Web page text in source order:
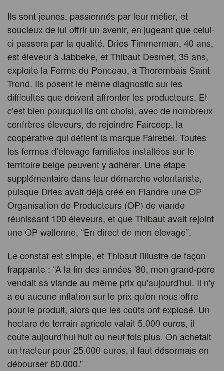
Ils sont jeunes, passionnés par leur métier, et
soucieux de lui offrir un avenir, en jugeant que celui-
ci passera par la qualité. Dries Timmerman, 40 ans,
est éleveur à Jabbeke, et Thibaut Desmet, 35 ans,
exploite la Ferme du Ponceau, à Thorembais Saint
Trond. Ils posent le même diagnostic sur les
difficultés que doivent affronter les producteurs. Et
c'est bien pourquoi ils ont choisi, avec de nombreux
confrères éleveurs, de rejoindre Faircoop, la
coopérative qui détient la marque Fairebel. Toutes
les fermes d’élevage familiales installées sur le
territoire belge peuvent y adhérer. Une étape
supplémentaire dans leur démarche volontariste,
puisque Dries avait déjà créé en Flandre une OP
Organisation de Producteurs (OP) de viande
réunissant 100 éleveurs, et que Thibaut avait rejoint
une OP wallonne, “En direct de mon élevage”.
Le constat est simple, et Thibaut l'illustre de façon
frappante : “A la fin des années '80, mon grand-père
vendait sa viande au même prix qu'aujourd'hui. Il n'y
a eu aucune inflation sur le prix qu'on nous offre
pour le produit, alors que les coûts ont explosé. Un
hectare de terrain agricole valait 5.000 euros, il
coûte aujourd'hui huit ou neuf fois plus. On achetait
un tracteur pour 25.000 euros, il faut désormais en
débourser 80.000.”